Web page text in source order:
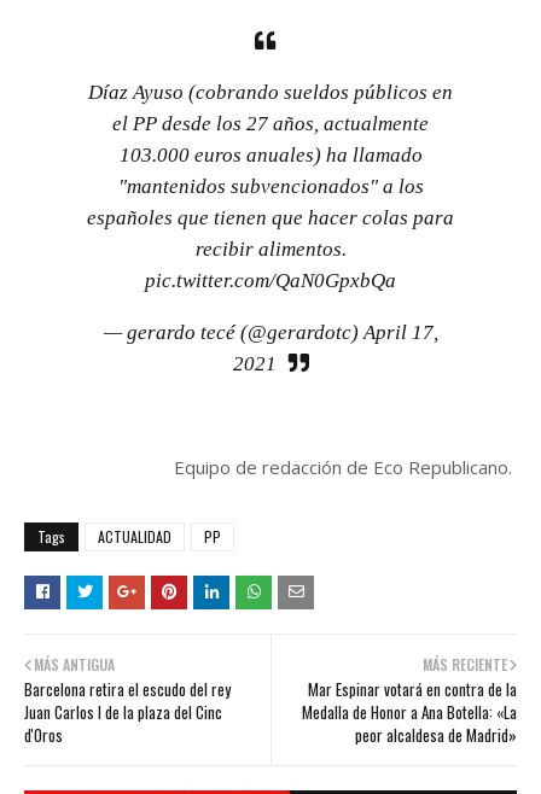
Díaz Ayuso (cobrando sueldos públicos en
el PP desde los 27 años, actualmente
103.000 euros anuales) ha llamado
"mantenidos subvencionados" a los
españoles que tienen que hacer colas para
recibir alimentos.
pic.twitter.com/QaN0GpxbQa
— gerardo tecé (@gerardotc)April 17,
2021
Equipo de redacción de Eco Republicano.
Tags ACTUALIDAD PP
MÁS RECIENTE
Mar Espinar votará en contra de la
Medalla de Honor a Ana Botella: «La
peor alcaldesa de Madrid»
MÁS ANTIGUA
Barcelona retira el escudo del rey
Juan Carlos I de la plaza del Cinc
d'Oros